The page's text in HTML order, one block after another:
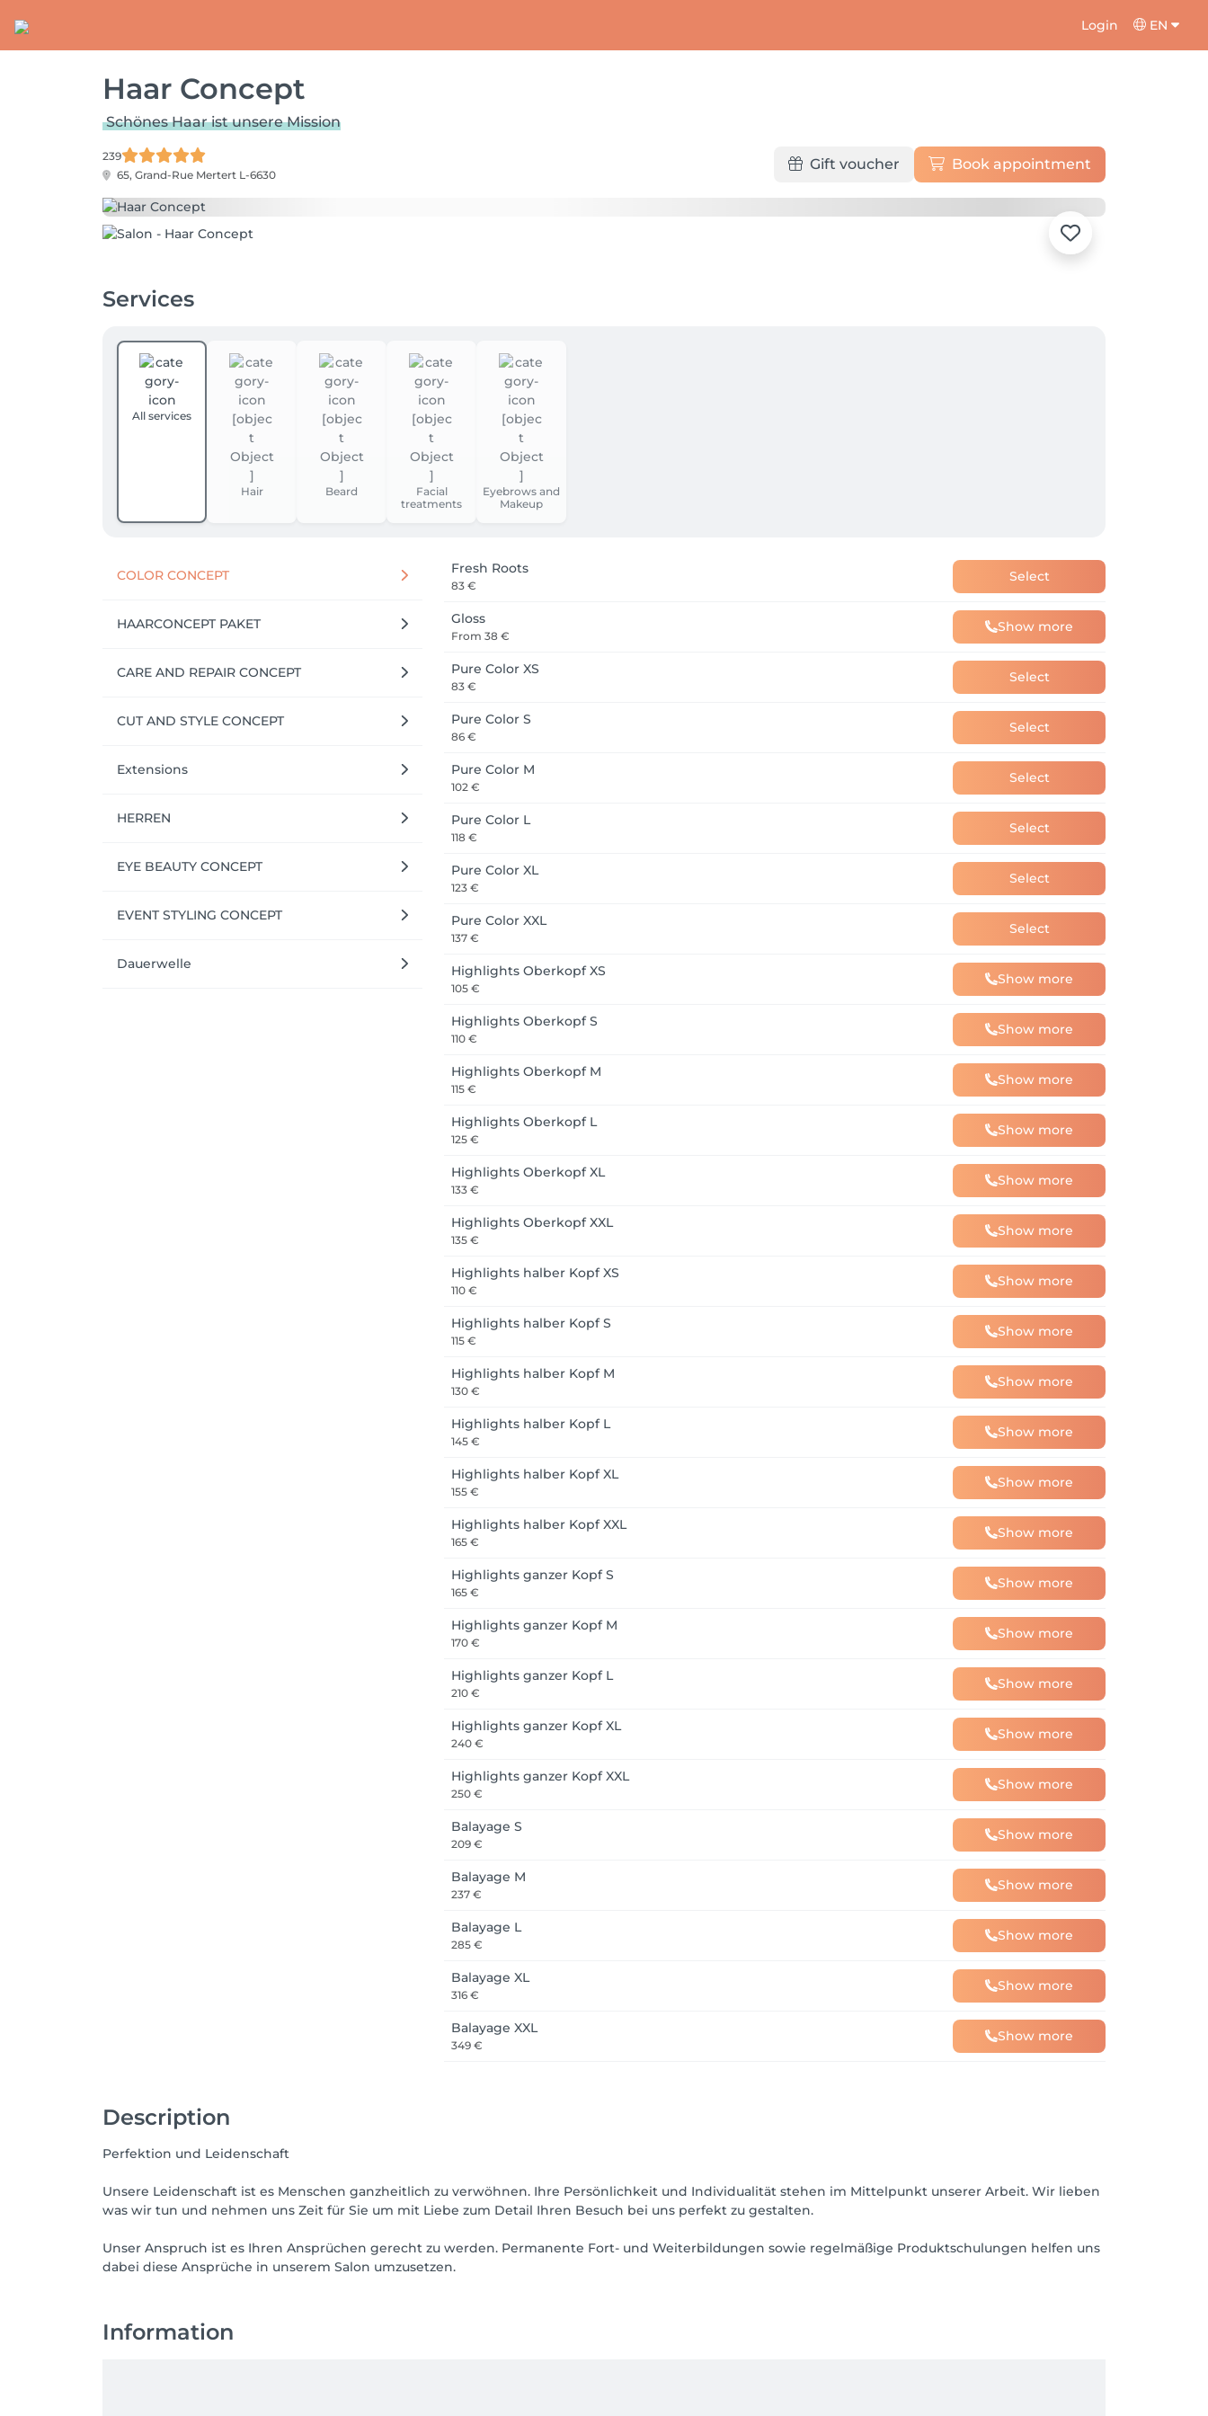
Login EN
Haar Concept
Schönes Haar ist unsere Mission
239
65, Grand-Rue Mertert L-6630
Gift voucher Book appointment
Services
All services
Hair Beard
Facial
treatments
Eyebrows and
Makeup
COLOR CONCEPT
HAARCONCEPT PAKET
CARE AND REPAIR CONCEPT
CUT AND STYLE CONCEPT
Extensions
HERREN
EYE BEAUTY CONCEPT
EVENT STYLING CONCEPT
Dauerwelle
Fresh Roots
83 €
Select
Gloss
From 38 €
Show more
Pure Color XS
83 €
Select
Pure Color S
86 €
Select
Pure Color M
102 €
Select
Pure Color L
118 €
Select
Pure Color XL
123 €
Select
Pure Color XXL
137 €
Select
Highlights Oberkopf XS
105 €
Show more
Highlights Oberkopf S
110 €
Show more
Highlights Oberkopf M
115 €
Show more
Highlights Oberkopf L
125 €
Show more
Highlights Oberkopf XL
133 €
Show more
Highlights Oberkopf XXL
135 €
Show more
Highlights halber Kopf XS
110 €
Show more
Highlights halber Kopf S
115 €
Show more
Highlights halber Kopf M
130 €
Show more
Highlights halber Kopf L
145 €
Show more
Highlights halber Kopf XL
155 €
Show more
Highlights halber Kopf XXL
165 €
Show more
Highlights ganzer Kopf S
165 €
Show more
Highlights ganzer Kopf M
170 €
Show more
Highlights ganzer Kopf L
210 €
Show more
Highlights ganzer Kopf XL
240 €
Show more
Highlights ganzer Kopf XXL
250 €
Show more
Balayage S
209 €
Show more
Balayage M
237 €
Show more
Balayage L
285 €
Show more
Balayage XL
316 €
Show more
Balayage XXL
349 €
Show more
Description
Perfektion und Leidenschaft
Unsere Leidenschaft ist es Menschen ganzheitlich zu verwöhnen. Ihre Persönlichkeit und Individualität stehen im Mittelpunkt unserer Arbeit. Wir lieben
was wir tun und nehmen uns Zeit für Sie um mit Liebe zum Detail Ihren Besuch bei uns perfekt zu gestalten.
Unser Anspruch ist es Ihren Ansprüchen gerecht zu werden. Permanente Fort- und Weiterbildungen sowie regelmäßige Produktschulungen helfen uns
dabei diese Ansprüche in unserem Salon umzusetzen.
Information